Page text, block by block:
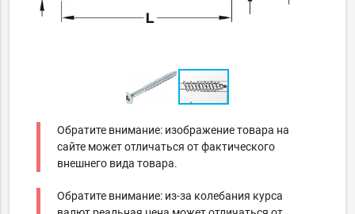
Обратите внимание: изображение товара на
сайте может отличаться от фактического
внешнего вида товара.
Обратите внимание: из-за колебания курса